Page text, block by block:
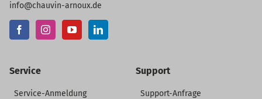
info@chauvin-arnoux.de
Service
Service-Anmeldung
Support
Support-Anfrage